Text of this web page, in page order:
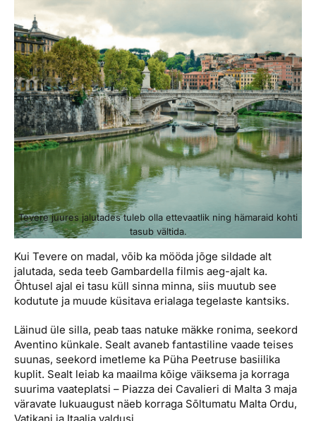
Tevere juures jalutades tuleb olla ettevaatlik ning hämaraid kohti
tasub vältida.
Kui Tevere on madal, võib ka mööda jõge sildade alt
jalutada, seda teeb Gambardella filmis aeg-ajalt ka.
Õhtusel ajal ei tasu küll sinna minna, siis muutub see
kodutute ja muude küsitava erialaga tegelaste kantsiks.
Läinud üle silla, peab taas natuke mäkke ronima, seekord
Aventino künkale. Sealt avaneb fantastiline vaade teises
suunas, seekord imetleme ka Püha Peetruse basiilika
kuplit. Sealt leiab ka maailma kõige väiksema ja korraga
suurima vaateplatsi – Piazza dei Cavalieri di Malta 3 maja
väravate lukuaugust näeb korraga Sõltumatu Malta Ordu,